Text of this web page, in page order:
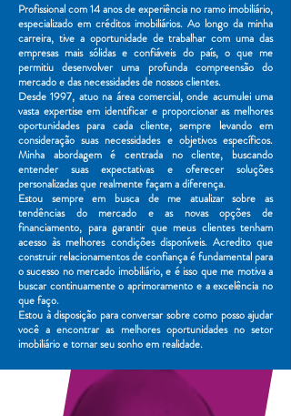
Profissional com 14 anos de experiência no ramo imobiliário,
especializado em créditos imobiliários. Ao longo da minha
carreira, tive a oportunidade de trabalhar com uma das
empresas mais sólidas e confiáveis do país, o que me
permitiu desenvolver uma profunda compreensão do
mercado e das necessidades de nossos clientes.
Desde 1997, atuo na área comercial, onde acumulei uma
vasta expertise em identificar e proporcionar as melhores
oportunidades para cada cliente, sempre levando em
consideração suas necessidades e objetivos específicos.
Minha abordagem é centrada no cliente, buscando
entender suas expectativas e oferecer soluções
personalizadas que realmente façam a diferença.
Estou sempre em busca de me atualizar sobre as
tendências do mercado e as novas opções de
financiamento, para garantir que meus clientes tenham
acesso às melhores condições disponíveis. Acredito que
construir relacionamentos de confiança é fundamental para
o sucesso no mercado imobiliário, e é isso que me motiva a
buscar continuamente o aprimoramento e a excelência no
que faço.
Estou à disposição para conversar sobre como posso ajudar
você a encontrar as melhores oportunidades no setor
imobiliário e tornar seu sonho em realidade.